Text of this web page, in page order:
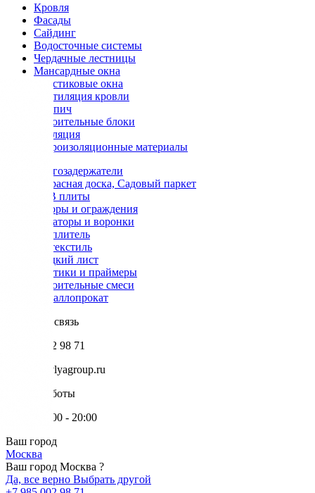
Кровля
Фасады
Сайдинг
Водосточные системы
Чердачные лестницы
Мансардные окна
Пластиковые окна
Вентиляция кровли
Кирпич
Строительные блоки
Изоляция
Гидроизоляционные материалы
Снегозадержатели
Террасная доска, Садовый паркет
OSB плиты
Заборы и ограждения
Аэраторы и воронки
Утеплитель
Геотекстиль
Гладкий лист
Мастики и праймеры
Строительные смеси
Металлопрокат
Обратная связь
+7 985 002 98 71
info@krovlyagroup.ru
Режим работы
Пн-Пт: 9:00 - 20:00
Ваш город
Москва
Ваш город Москва ?
Да, все верно Выбрать другой